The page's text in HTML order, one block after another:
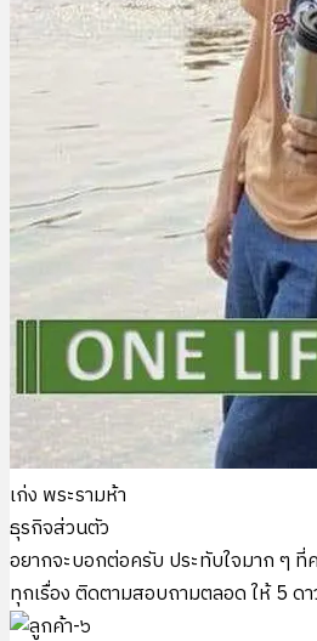
เก่ง พระรามห้า
ธุรกิจส่วนตัว
อยากจะบอกต่อครับ ประทับใจมาก ๆ
ทุกเรื่อง ติดตามสอบถามตลอด ให้ 5 ด